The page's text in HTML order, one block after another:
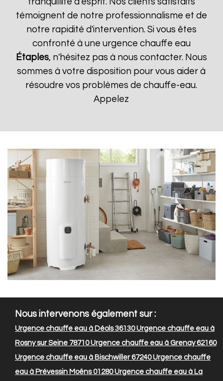
témoignent de notre professionnalisme et de
notre rapidité d'intervention. Si vous êtes
confronté à une urgence chauffe eau
Étaples, n'hésitez pas à nous contacter. Nous
sommes à votre disposition pour vous aider à
résoudre vos problèmes de chauffe-eau.
Appelez
Nous intervenons également sur :
Urgence chauffe eau à Déols 36130Urgence chauffe eau à
Rosny sur Seine 78710Urgence chauffe eau à Grenay 62160
Urgence chauffe eau à Bischwiller 67240Urgence chauffe
eau à Prévessin Moëns 01280Urgence chauffe eau à La